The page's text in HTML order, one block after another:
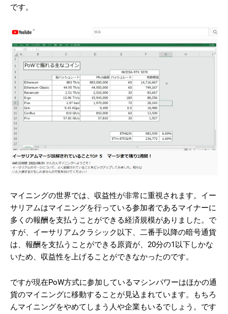
です。
マイニングの世界では、収益性が非常に重視されます。イー
サリアムはマイニングを行っている参加者であるマイナーに
多くの報酬を支払うことができる経済規模がありました。で
すが、イーサリアムクラシック以下、二番手以降の暗号通貨
は、報酬を支払うことができる原資が、20分の1以下しかな
いため、収益性を上げることができなかったのです。
ですが現在PoW方式に参加しているマシンパワーはほかの通
貨のマイニングに移動することが見込まれています。もちろ
んマイニングをやめてしまう人や企業もいるでしょう。です